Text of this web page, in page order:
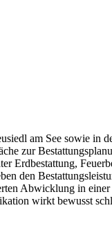
am See sowie in
zur
Erdbestattung,
den
Abwicklung in
wirkt bewusst